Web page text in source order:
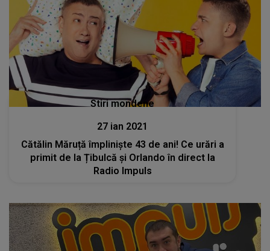
Stiri mondene
27 ian 2021
Cătălin Măruță împliniște 43 de ani! Ce urări a
primit de la Țibulcă și Orlando în direct la
Radio Impuls